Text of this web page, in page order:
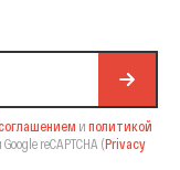
и политикой
reCAPTCHA (Privacy